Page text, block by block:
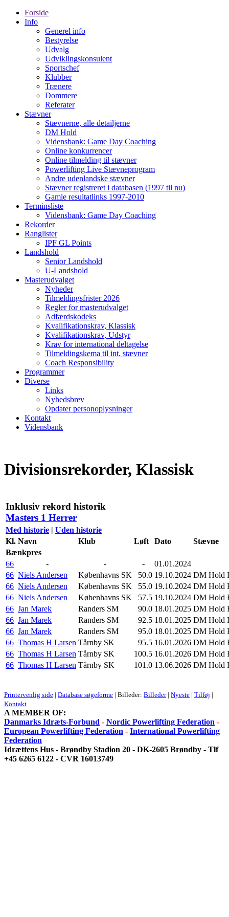
Forside
Info
Generel info
Bestyrelse
Udvalg
Udviklingskonsulent
Sportschef
Klubber
Trænere
Dommere
Referater
Stævner
Stævnerne, alle detailjerne
DM Hold
Vidensbank: Game Day Coaching
Online konkurrencer
Online tilmelding til stævner
Powerlifting Live Stævneprogram
Andre udenlandske stævner
Stævner registreret i databasen (1997 til nu)
Gamle resultatlinks 1997-2010
Terminsliste
Vidensbank: Game Day Coaching
Rekorder
Ranglister
IPF GL Points
Landshold
Senior Landshold
U-Landshold
Masterudvalget
Nyheder
Tilmeldingsfrister 2026
Regler for masterudvalget
Adfærdskodeks
Kvalifikationskrav, Klassisk
Kvalifikationskrav, Udstyr
Krav for international deltagelse
Tilmeldingskema til int. stævner
Coach Responsibility
Programmer
Diverse
Links
Nyhedsbrev
Opdater personoplysninger
Kontakt
Vidensbank
Divisionsrekorder, Klassisk
Inklusiv rekord historik
Masters 1 Herrer
Med historie | Uden historie
Kl. Navn Klub Løft Dato
Stævne
Bænkpres
66
- - -
01.01.2024
66 Niels Andersen Københavns SK 50.0 19.10.2024 DM Hold
66 Niels Andersen Københavns SK 55.0 19.10.2024 DM Hold
66 Niels Andersen Københavns SK 57.5 19.10.2024 DM Hold
66 Jan Marek Randers SM 90.0 18.01.2025 DM Hold
66 Jan Marek Randers SM 92.5 18.01.2025 DM Hold
66 Jan Marek Randers SM 95.0 18.01.2025 DM Hold
66 Thomas H Larsen Tårnby SK 95.5 16.01.2026 DM Hold
66 Thomas H Larsen Tårnby SK 100.5 16.01.2026 DM Hold
66 Thomas H Larsen Tårnby SK 101.0 13.06.2026 DM Hold
Printervenlig side | Database søgeforme | Billeder: Billeder| Nyeste | Tilføj |
Kontakt
A MEMBER OF:
Danmarks Idræts-Forbund - Nordic Powerlifting Federation -
European Powerlifting Federation - International Powerlifting
Federation
Idrættens Hus - Brøndby Stadion 20 - DK-2605 Brøndby - Tlf
+45 6265 6122 - CVR 16013749